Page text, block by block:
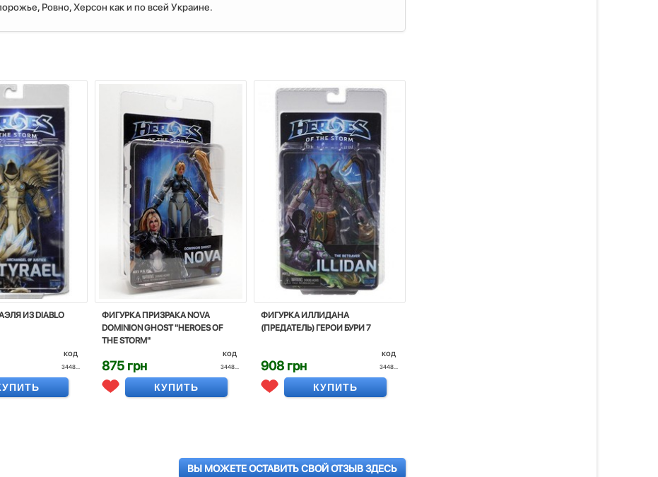
Ровно, Херсон как и по всей Украине.
ИЗ DIABLO
код
3448...
ФИГУРКА ПРИЗРАКА NOVA
DOMINION GHOST "HEROES OF
THE STORM"
875 грн
код
3448...
КУПИТЬ
ФИГУРКА ИЛЛИДАНА
(ПРЕДАТЕЛЬ) ГЕРОИ БУРИ 7
908 грн
код
3448...
КУПИТЬ
ВЫ МОЖЕТЕ ОСТАВИТЬ СВОЙ ОТЗЫВ ЗДЕСЬ